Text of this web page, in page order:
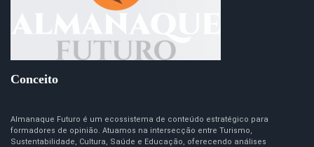
Conceito
Almanaque Futuro é um ecossistema de conteúdo estratégico para
formadores de opinião. Atuamos na intersecção entre Turismo,
Sustentabilidade, Cultura, Saúde e Educação, oferecendo análises